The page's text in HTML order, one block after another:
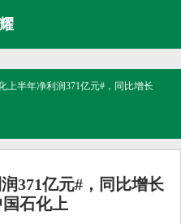
上半年净利润371亿元#，同比增长
371亿元#，同比增长
石化上